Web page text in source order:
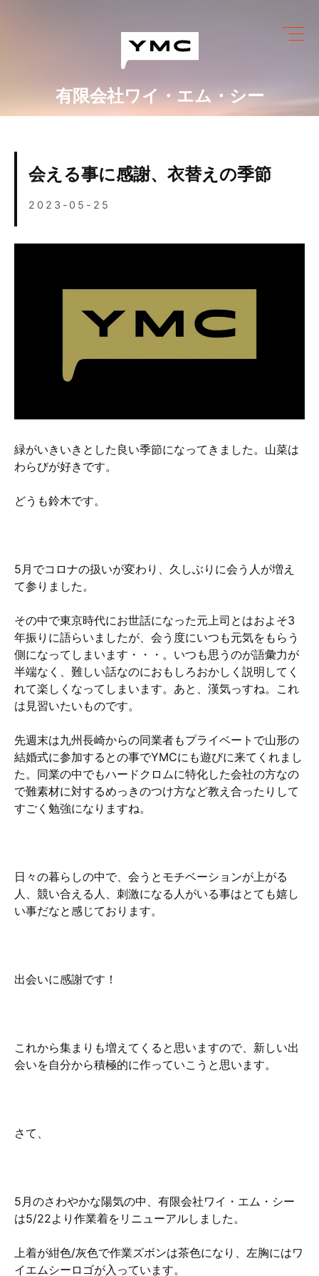
有限会社ワイ・エム・シー
ワイ・エム・シーにできること
会社情報
営業カレンダー
ブログ
お問い合わせ
会える事に感謝、衣替えの季節
2023-05-25
緑がいきいきとした良い季節になってきました。山菜は
わらびが好きです。
どうも鈴木です。
5月でコロナの扱いが変わり、久しぶりに会う人が増え
て参りました。
その中で東京時代にお世話になった元上司とはおよそ3
年振りに語らいましたが、会う度にいつも元気をもらう
側になってしまいます・・・。いつも思うのが語彙力が
半端なく、難しい話なのにおもしろおかしく説明してく
れて楽しくなってしまいます。あと、漢気っすね。これ
は見習いたいものです。
先週末は九州長崎からの同業者もプライベートで山形の
結婚式に参加するとの事でYMCにも遊びに来てくれまし
た。同業の中でもハードクロムに特化した会社の方なの
で難素材に対するめっきのつけ方など教え合ったりして
すごく勉強になりますね。
日々の暮らしの中で、会うとモチベーションが上がる
人、競い合える人、刺激になる人がいる事はとても嬉し
い事だなと感じております。
出会いに感謝です！
これから集まりも増えてくると思いますので、新しい出
会いを自分から積極的に作っていこうと思います。
さて、
5月のさわやかな陽気の中、有限会社ワイ・エム・シー
は5/22より作業着をリニューアルしました。
上着が紺色/灰色で作業ズボンは茶色になり、左胸にはワ
イエムシーロゴが入っています。